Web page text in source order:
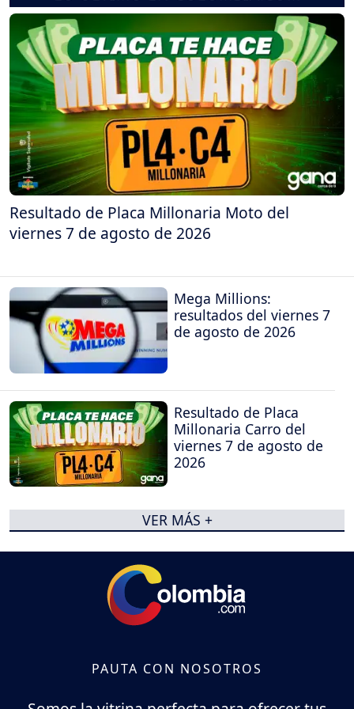
Resultado de Placa Millonaria Moto del
viernes 7 de agosto de 2026
Mega Millions:
resultados del viernes 7
de agosto de 2026
Resultado de Placa
Millonaria Carro del
viernes 7 de agosto de
2026
VER MÁS +
PAUTA CON NOSOTROS